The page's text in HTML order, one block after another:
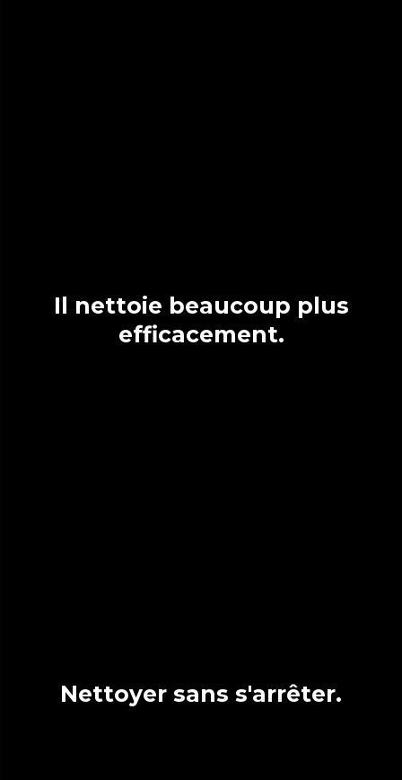
Il nettoie beaucoup plus
efficacement.
Nettoyer sans s'arrêter.